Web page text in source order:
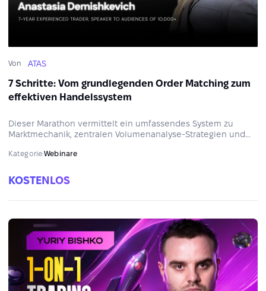
Von ATAS
7 Schritte: Vom grundlegenden Order Matching zum
effektiven Handelssystem
Dieser Marathon vermittelt ein umfassendes System zu
Marktmechanik, zentralen Volumenanalyse-Strategien und
Kategorie:Webinare
KOSTENLOS